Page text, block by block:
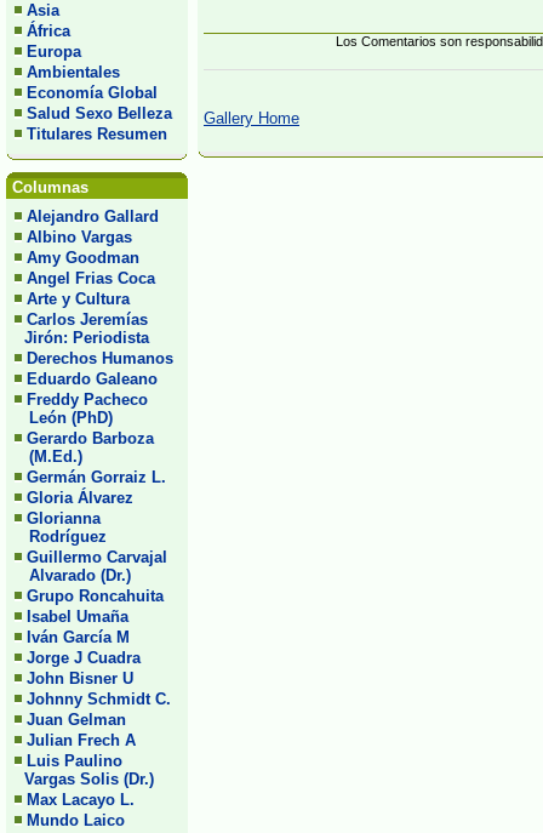
Asia
África
Europa
Ambientales
Economía Global
Salud Sexo Belleza
Titulares Resumen
Columnas
Alejandro Gallard
Albino Vargas
Amy Goodman
Angel Frias Coca
Arte y Cultura
Carlos Jeremías
Jirón: Periodista
Derechos Humanos
Eduardo Galeano
Freddy Pacheco
León (PhD)
Gerardo Barboza
(M.Ed.)
Germán Gorraiz L.
Gloria Álvarez
Glorianna
Rodríguez
Guillermo Carvajal
Alvarado (Dr.)
Grupo Roncahuita
Isabel Umaña
Iván García M
Jorge J Cuadra
John Bisner U
Johnny Schmidt C.
Juan Gelman
Julian Frech A
Luis Paulino
Vargas Solis (Dr.)
Max Lacayo L.
Mundo Laico
Los Comentarios son
Gallery Home